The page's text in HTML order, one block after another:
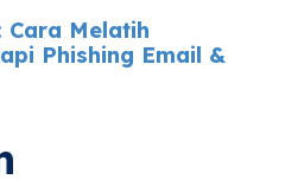
Cara Melatih
Phishing Email &